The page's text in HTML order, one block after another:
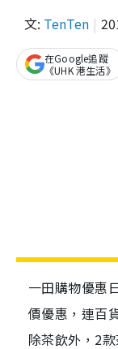
文: TenTen
在Google追蹤
《UHK 港生活》
一田購物優惠
價優惠，連百
除茶飲外，2